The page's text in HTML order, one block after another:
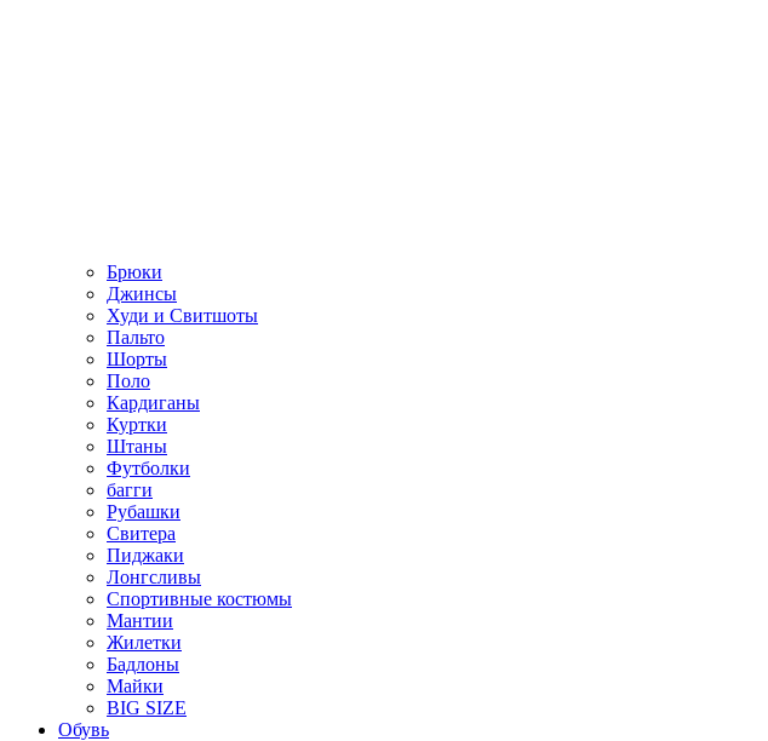
Брюки
Джинсы
Худи и Свитшоты
Пальто
Шорты
Поло
Кардиганы
Куртки
Штаны
Футболки
багги
Рубашки
Свитера
Пиджаки
Лонгсливы
Спортивные костюмы
Мантии
Жилетки
Бадлоны
Майки
BIG SIZE
Обувь